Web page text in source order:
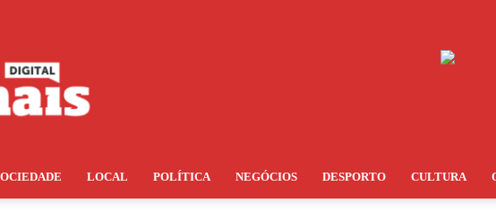
LOCAL POLÍTICA NEGÓCIOS DESPORTO CULTURA